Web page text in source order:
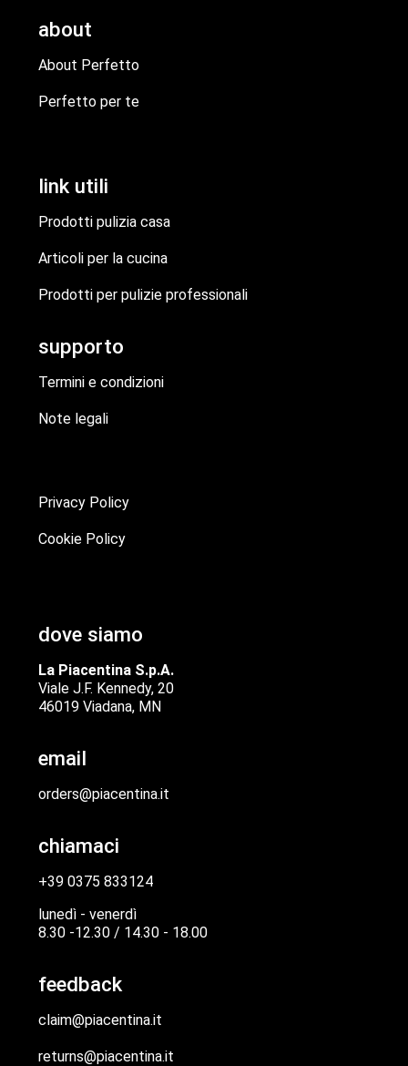
about
About Perfetto
Perfetto per te
link utili
Prodotti pulizia casa
Articoli per la cucina
Prodotti per pulizie professionali
supporto
Termini e condizioni
Note legali
Privacy Policy
Cookie Policy
dove siamo
La Piacentina S.p.A.
Viale J.F. Kennedy, 20
46019 Viadana, MN
email
orders@piacentina.it
chiamaci
+39 0375 833124
lunedì - venerdì
8.30 -12.30 / 14.30 - 18.00
feedback
claim@piacentina.it
returns@piacentina.it